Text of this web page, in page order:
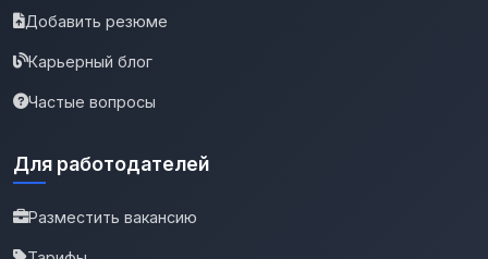
Добавить резюме
Карьерный блог
Частые вопросы
Для работодателей
Разместить вакансию